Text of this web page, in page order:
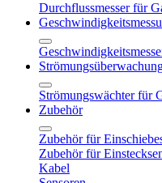
Durchflussmesser für
Strömungswächter für
Zubehör
Zubehör für
Zubehör für
Kabel